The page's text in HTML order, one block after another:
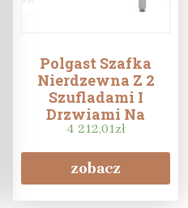
Polgast Szafka
Nierdzewna Z 2
Szufladami I
Drzwiami Na
Zawiasach
1900X700X850
4 212,01 zł
zobacz